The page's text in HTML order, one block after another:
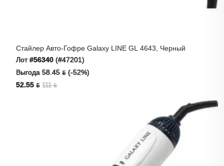
Стайлер Авто-Гофре Galaxy LINE GL 4643, Черный
Лот#56340 (#47201)
Выгода 58.45 ƃ (-52%)
52.55 ƃ 111 ƃ